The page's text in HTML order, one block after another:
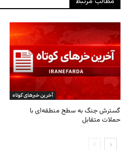
آخرین خبرهای کوتاه
گسترش جنگ به سطح منطقه‌ای با
حملات متقابل